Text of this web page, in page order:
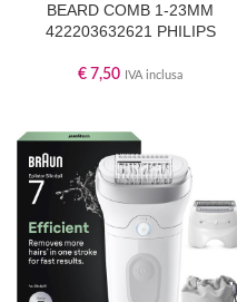
BEARD COMB 1-23MM
422203632621 PHILIPS
€ 7,50 IVA inclusa